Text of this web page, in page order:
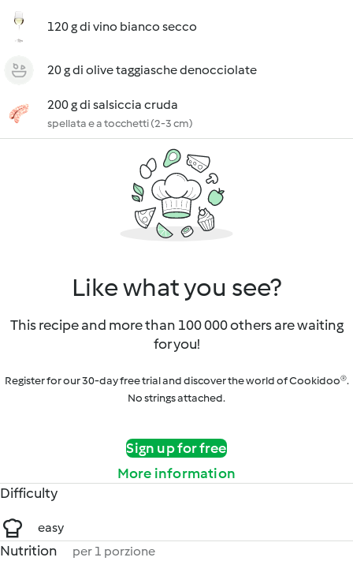
120 g di vino bianco secco
20 g di olive taggiasche denocciolate
200 g di salsiccia cruda
spellata e a tocchetti (2-3 cm)
Like what you see?
This recipe and more than 100 000 others are waiting
for you!
Register for our 30-day free trial and discover the world of Cookidoo®.
No strings attached.
Sign up for free
More information
Difficulty
easy
Nutrition per 1 porzione